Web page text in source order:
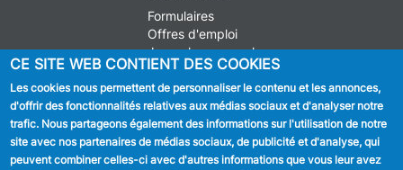
Formulaires
Offres d'emploi
Journal communal
Stationnement
SUIVEZ NOUS
Facebook
CE SITE WEB CONTIENT DES COOKIES
Les cookies nous permettent de personnaliser le contenu et les annonces,
d'offrir des fonctionnalités relatives aux médias sociaux et d'analyser notre
trafic. Nous partageons également des informations sur l'utilisation de notre
site avec nos partenaires de médias sociaux, de publicité et d'analyse, qui
peuvent combiner celles-ci avec d'autres informations que vous leur avez